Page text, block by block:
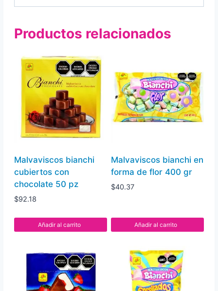
400
cantidad
Productos relacionados
Malvaviscos bianchi
cubiertos con
chocolate 50 pz
$92.18
Añadir al carrito
Malvaviscos bianchi en
forma de flor 400 gr
$40.37
Añadir al carrito